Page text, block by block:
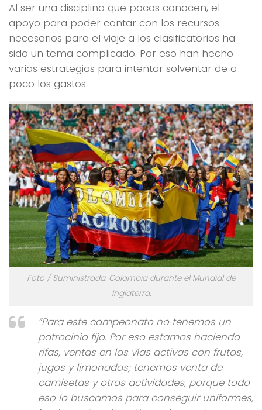
Al ser una disciplina que pocos conocen, el
apoyo para poder contar con los recursos
necesarios para el viaje a los clasificatorios ha
sido un tema complicado. Por eso han hecho
varias estrategias para intentar solventar de a
poco los gastos.
Foto / Suministrada. Colombia durante el Mundial de
Inglaterra.
“Para este campeonato no tenemos un
patrocinio fijo. Por eso estamos haciendo
rifas, ventas en las vías activas con frutas,
jugos y limonadas; tenemos venta de
camisetas y otras actividades, porque todo
eso lo buscamos para conseguir uniformes,